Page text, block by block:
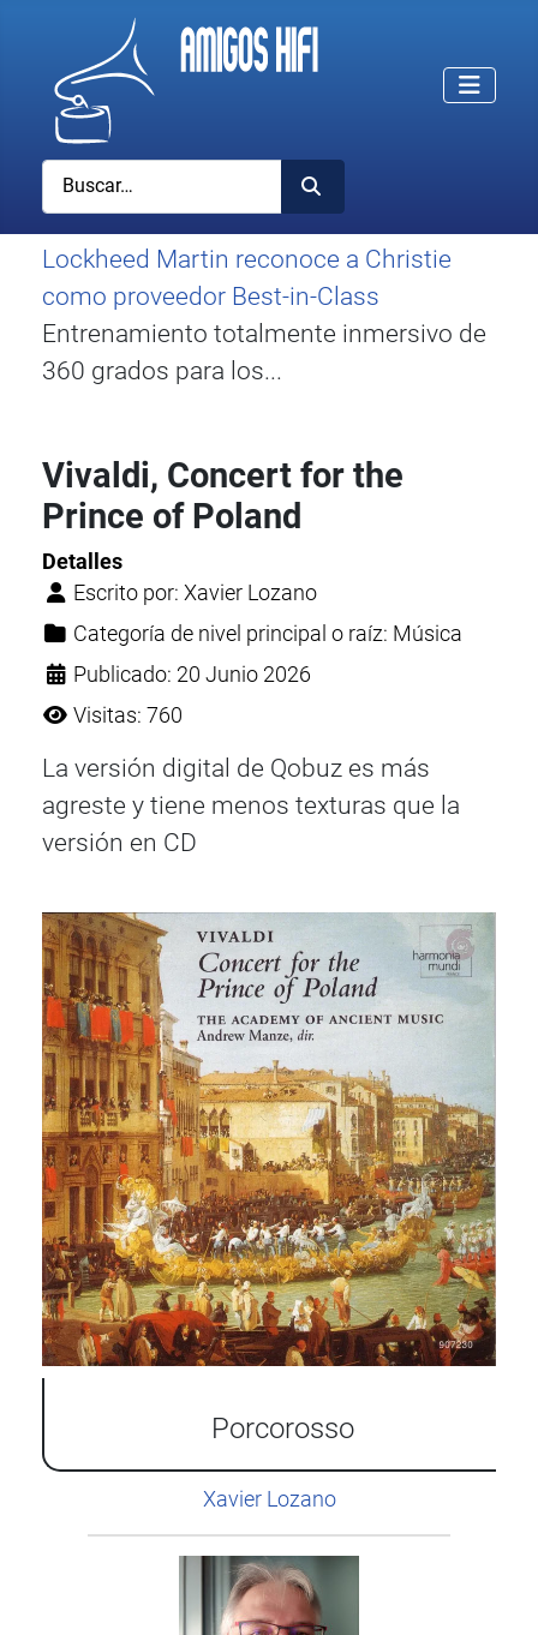
Buscar
Lockheed Martin reconoce a Christie
como proveedor Best-in-Class
Entrenamiento totalmente inmersivo de
360 grados para los...
Vivaldi, Concert for the
Prince of Poland
Detalles
Escrito por:Xavier Lozano
Categoría de nivel principal o raíz: Música
Publicado: 20 Junio 2026
Visitas: 760
La versión digital de Qobuz es más
agreste y tiene menos texturas que la
versión en CD
Porcorosso
Xavier Lozano